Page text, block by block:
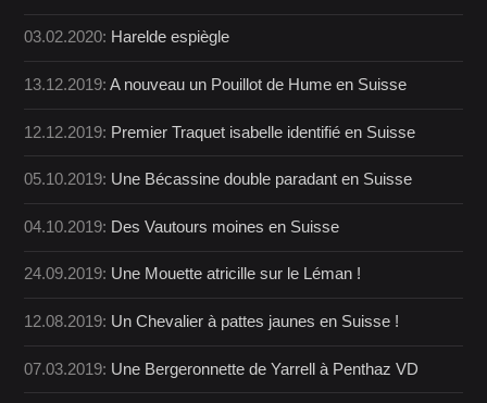
03.02.2020: Harelde espiègle
13.12.2019:A nouveau un Pouillot de Hume en Suisse
12.12.2019: Premier Traquet isabelle identifié en Suisse
05.10.2019: Une Bécassine double paradant en Suisse
04.10.2019: Des Vautours moines en Suisse
24.09.2019: Une Mouette atricille sur le Léman !
12.08.2019: Un Chevalier à pattes jaunes en Suisse !
07.03.2019: Une Bergeronnette de Yarrell à Penthaz VD